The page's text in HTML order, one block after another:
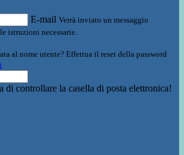
E-mail Verrà inviato un messaggio
istruzioni necessarie.
al nome utente? Effettua il reset della password
di controllare la casella di posta elettronica!